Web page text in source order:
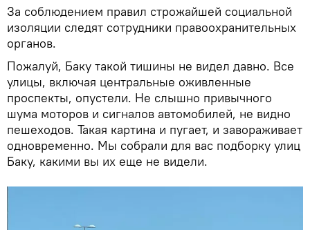
За соблюдением правил строжайшей социальной
изоляции следят сотрудники правоохранительных
органов.
Пожалуй, Баку такой тишины не видел давно. Все
улицы, включая центральные оживленные
проспекты, опустели. Не слышно привычного
шума моторов и сигналов автомобилей, не видно
пешеходов. Такая картина и пугает, и завораживает
одновременно. Мы собрали для вас подборку улиц
Баку, какими вы их еще не видели.